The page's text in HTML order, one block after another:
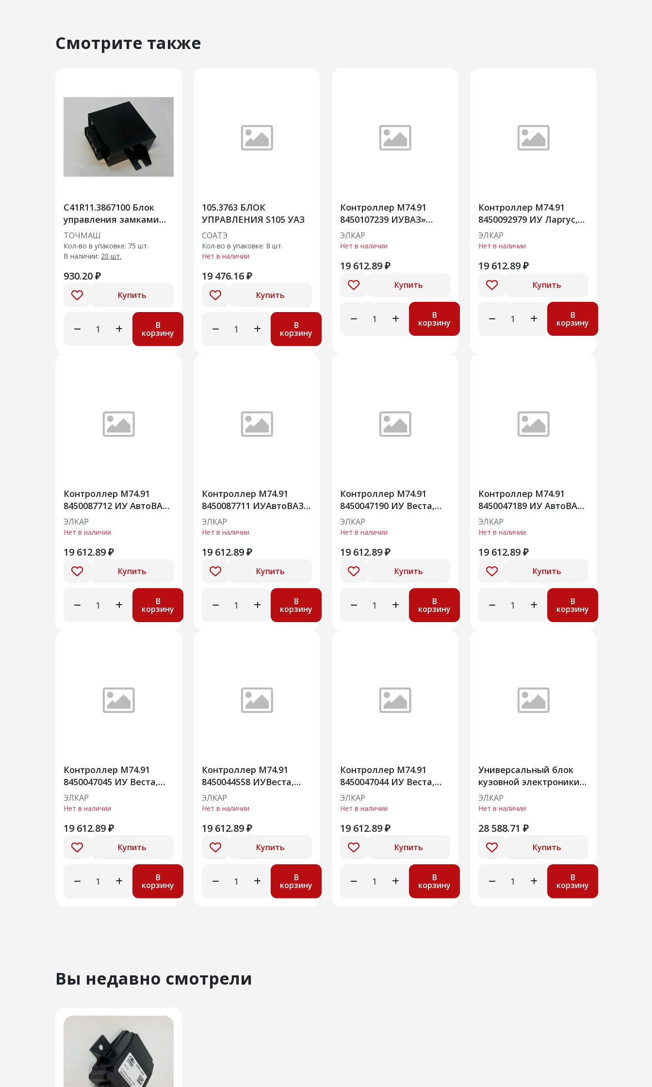
Смотрите также
C41R11.3867100 Блок
управления замками
дверей Газель Некст
ТОЧМАШ
Кол-во в упаковке: 75 шт.
В наличии: 20 шт.
930.20 ₽
Купить
В
корзину
105.3763 БЛОК
УПРАВЛЕНИЯ S105 УАЗ
СОАТЭ
Кол-во в упаковке: 8 шт.
Нет в наличии
19 476.16 ₽
Купить
В
корзину
Контроллер М74.91
8450107239 ИУВАЗ»
Гранта, ВАЗ 11182,
ЭЛКАР
Нет в наличии
19 612.89 ₽
Купить
В
корзину
Контроллер М74.91
8450092979 ИУ Ларгус,
8450092979 М74.91
ЭЛКАР
Нет в наличии
19 612.89 ₽
Купить
В
корзину
Контроллер М74.91
8450087712 ИУ АвтоВАЗ»
Нива Трэвел, ВАЗ 21217,
8450087712
ЭЛКАР
Нет в наличии
19 612.89 ₽
Купить
В
корзину
Контроллер М74.91
8450087711 ИУАвтоВАЗ»
Нива Легенд
ЭЛКАР
Нет в наличии
19 612.89 ₽
Купить
В
корзину
Контроллер М74.91
8450047190 ИУ Веста,
ВАЗ 21179,
ЭЛКАР
Нет в наличии
19 612.89 ₽
Купить
В
корзину
Контроллер М74.91
8450047189 ИУ АвтоВАЗ»
Веста, ВАЗ 21129
ЭЛКАР
Нет в наличии
19 612.89 ₽
Купить
В
корзину
Контроллер М74.91
8450047045 ИУ Веста,
ВАЗ 21179, 8450047045
ЭЛКАР
Нет в наличии
19 612.89 ₽
Купить
В
корзину
Контроллер М74.91
8450044558 ИУВеста,
ВАЗ 21129,
ЭЛКАР
Нет в наличии
19 612.89 ₽
Купить
В
корзину
Контроллер М74.91
8450047044 ИУ Веста,
ВАЗ 21129, 8450047044
М74.9
ЭЛКАР
Нет в наличии
19 612.89 ₽
Купить
В
корзину
Универсальный блок
кузовной электроники
8450045495 XGF ИУ для
а/м ВАЗ Lada Vesta NG,
ЭЛКАР
Нет в наличии
28 588.71 ₽
Купить
В
корзину
Вы недавно смотрели